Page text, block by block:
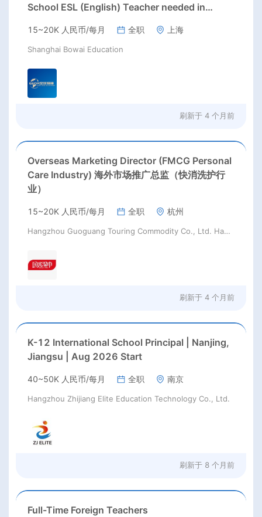
School ESL (English) Teacher needed in
15~20K 人民币/每月 全职 上海
Shanghai Bowai Education
刷新于 4 个月前
Overseas Marketing Director (FMCG Personal
Care Industry) 海外市场推广总监（快消洗护行
业）
15~20K 人民币/每月 全职 杭州
Hangzhou Guoguang Touring Commodity Co., Ltd. Hangzhou Guoguang Touring Commodity Co., Ltd.
刷新于 4 个月前
K-12 International School Principal | Nanjing,
Jiangsu | Aug 2026 Start
40~50K 人民币/每月 全职 南京
Hangzhou Zhijiang Elite Education Technology Co., Ltd.
刷新于 8 个月前
Full-Time Foreign Teachers